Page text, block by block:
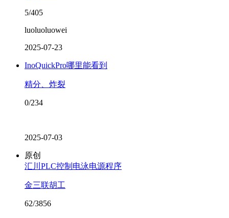
5/405
luoluoluowei
2025-07-23
InoQuickPro哪里能看到
精分、炸裂
0/234
2025-07-03
原创
汇川PLC控制电泳电源程序
金三联胡工
62/3856